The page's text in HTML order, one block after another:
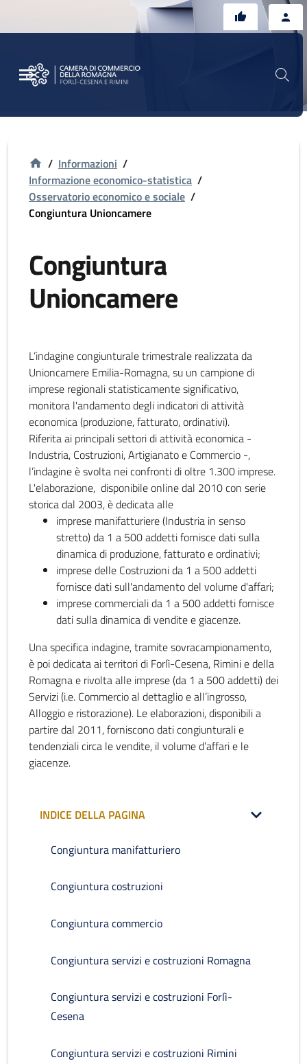
/ Informazioni /
Informazione economico-statistica /
Osservatorio economico e sociale /
Congiuntura Unioncamere
Congiuntura
Unioncamere
L’indagine congiunturale trimestrale realizzata da
Unioncamere Emilia-Romagna, su un campione di
imprese regionali statisticamente significativo,
monitora l'andamento degli indicatori di attività
economica (produzione, fatturato, ordinativi).
Riferita ai principali settori di attività economica -
Industria, Costruzioni, Artigianato e Commercio -,
l’indagine è svolta nei confronti di oltre 1.300 imprese.
L'elaborazione, disponibile online dal 2010 con serie
storica dal 2003, è dedicata alle
imprese manifatturiere (Industria in senso
stretto) da 1 a 500 addetti fornisce dati sulla
dinamica di produzione, fatturato e ordinativi;
imprese delle Costruzioni da 1 a 500 addetti
fornisce dati sull'andamento del volume d'affari;
imprese commerciali da 1 a 500 addetti fornisce
dati sulla dinamica di vendite e giacenze.
Una specifica indagine, tramite sovracampionamento,
è poi dedicata ai territori di Forlì-Cesena, Rimini e della
Romagna e rivolta alle imprese (da 1 a 500 addetti) dei
Servizi (i.e. Commercio al dettaglio e all’ingrosso,
Alloggio e ristorazione). Le elaborazioni, disponibili a
partire dal 2011, forniscono dati congiunturali e
tendenziali circa le vendite, il volume d’affari e le
giacenze.
INDICE DELLA PAGINA
Congiuntura manifatturiero
Congiuntura costruzioni
Congiuntura commercio
Congiuntura servizi e costruzioni Romagna
Congiuntura servizi e costruzioni Forlì-
Cesena
Congiuntura servizi e costruzioni Rimini